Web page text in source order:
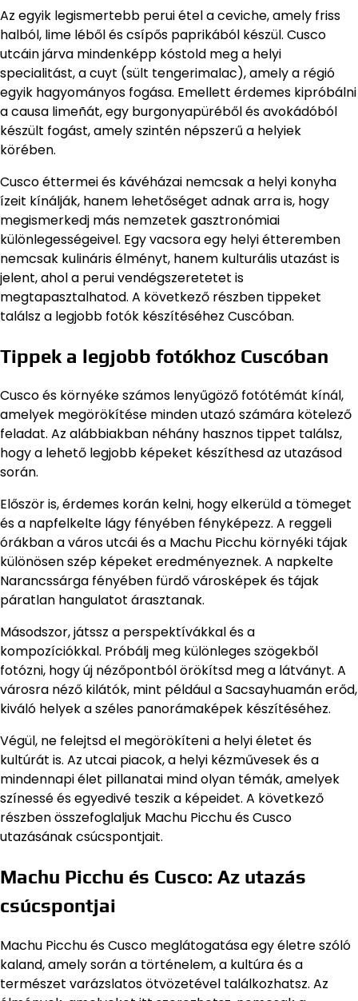
Az egyik legismertebb perui étel a ceviche, amely friss
halból, lime léből és csípős paprikából készül. Cusco
utcáin járva mindenképp kóstold meg a helyi
specialitást, a cuyt (sült tengerimalac), amely a régió
egyik hagyományos fogása. Emellett érdemes kipróbálni
a causa limeñát, egy burgonyapüréből és avokádóból
készült fogást, amely szintén népszerű a helyiek
körében.
Cusco éttermei és kávéházai nemcsak a helyi konyha
ízeit kínálják, hanem lehetőséget adnak arra is, hogy
megismerkedj más nemzetek gasztronómiai
különlegességeivel. Egy vacsora egy helyi étteremben
nemcsak kulináris élményt, hanem kulturális utazást is
jelent, ahol a perui vendégszeretetet is
megtapasztalhatod. A következő részben tippeket
találsz a legjobb fotók készítéséhez Cuscóban.
Tippek a legjobb fotókhoz Cuscóban
Cusco és környéke számos lenyűgöző fotótémát kínál,
amelyek megörökítése minden utazó számára kötelező
feladat. Az alábbiakban néhány hasznos tippet találsz,
hogy a lehető legjobb képeket készíthesd az utazásod
során.
Először is, érdemes korán kelni, hogy elkerüld a tömeget
és a napfelkelte lágy fényében fényképezz. A reggeli
órákban a város utcái és a Machu Picchu környéki tájak
különösen szép képeket eredményeznek. A napkelte
Narancssárga fényében fürdő városképek és tájak
páratlan hangulatot árasztanak.
Másodszor, játssz a perspektívákkal és a
kompozíciókkal. Próbálj meg különleges szögekből
fotózni, hogy új nézőpontból örökítsd meg a látványt. A
városra néző kilátók, mint például a Sacsayhuamán erőd,
kiváló helyek a széles panorámaképek készítéséhez.
Végül, ne felejtsd el megörökíteni a helyi életet és
kultúrát is. Az utcai piacok, a helyi kézművesek és a
mindennapi élet pillanatai mind olyan témák, amelyek
színessé és egyedivé teszik a képeidet. A következő
részben összefoglaljuk Machu Picchu és Cusco
utazásának csúcspontjait.
Machu Picchu és Cusco: Az utazás
csúcspontjai
Machu Picchu és Cusco meglátogatása egy életre szóló
kaland, amely során a történelem, a kultúra és a
természet varázslatos ötvözetével találkozhatsz. Az